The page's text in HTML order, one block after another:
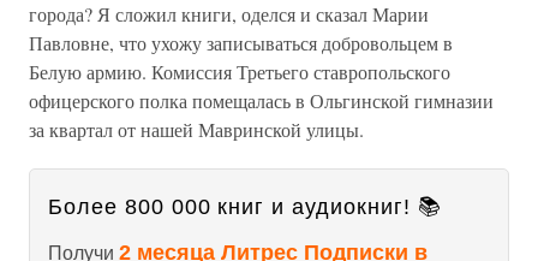
города? Я сложил книги, оделся и сказал Марии
Павловне, что ухожу записываться добровольцем в
Белую армию. Комиссия Третьего ставропольского
офицерского полка помещалась в Ольгинской гимназии
за квартал от нашей Мавринской улицы.
Более 800 000 книг и аудиокниг! 📚
Получи 2 месяца Литрес Подписки в